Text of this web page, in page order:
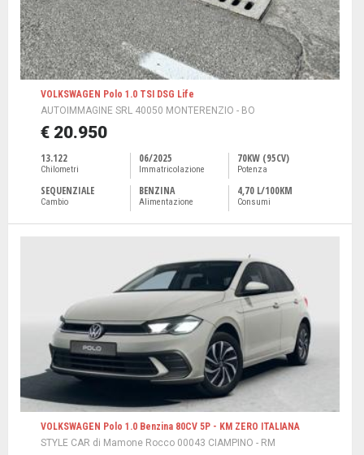
VOLKSWAGEN Polo 1.0 TSI DSG Life
AUTOIMMAGINE SRL 40050 MONTERENZIO - BO
€ 20.950
13.122
Chilometri
06/2025
Immatricolazione
70KW (95CV)
Potenza
SEQUENZIALE
Cambio
BENZINA
Alimentazione
4,70 L/100KM
Consumi
VOLKSWAGEN Polo 1.0 Benzina 80CV 5P - KM ZERO ITALIANA
STYLE CAR di Mamone Rocco 00043 CIAMPINO - RM